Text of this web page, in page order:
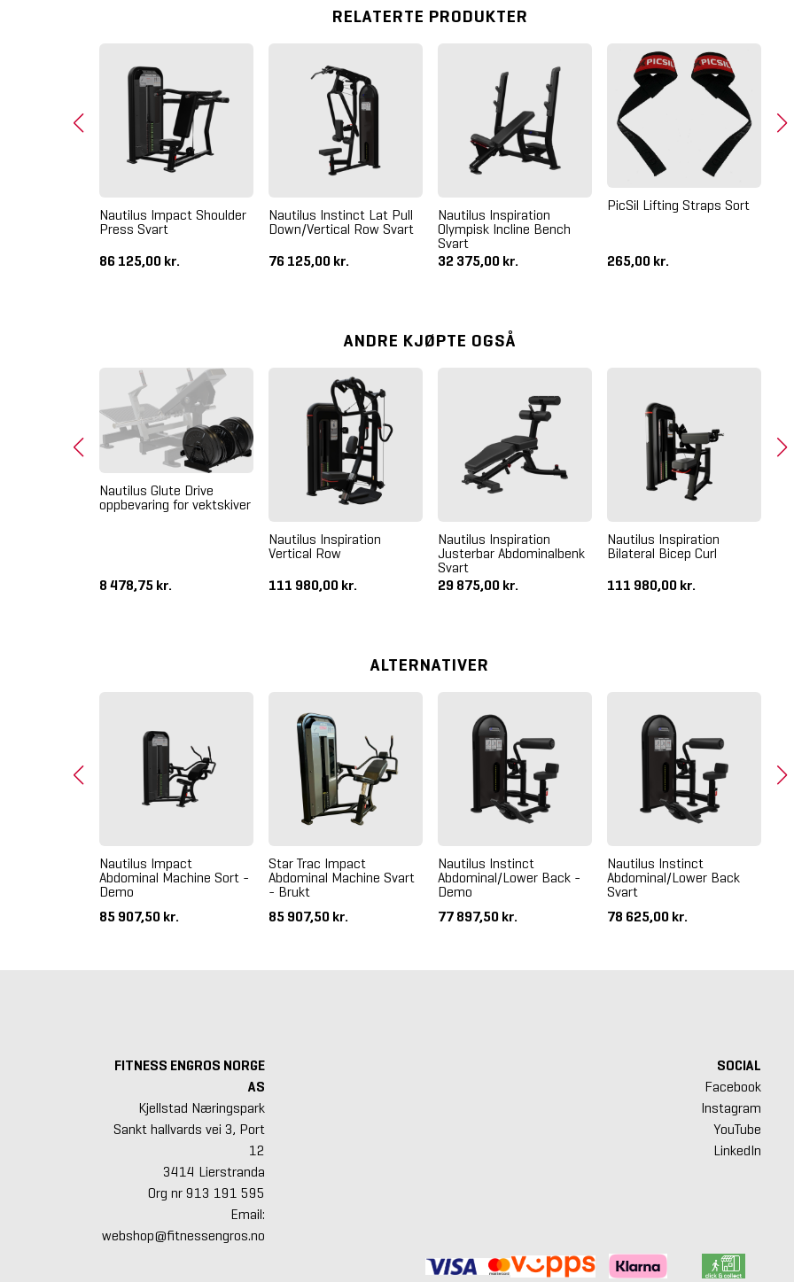
RELATERTE PRODUKTER
Nautilus Impact Shoulder
Press Svart
86 125,00 kr.
Nautilus Instinct Lat Pull
Down/Vertical Row Svart
76 125,00 kr.
Nautilus Inspiration
Olympisk Incline Bench
Svart
32 375,00 kr.
PicSil Lifting Straps Sort
265,00 kr.
ANDRE KJØPTE OGSÅ
Nautilus Glute Drive
oppbevaring for vektskiver
8 478,75 kr.
Nautilus Inspiration
Vertical Row
111 980,00 kr.
Nautilus Inspiration
Justerbar Abdominalbenk
Svart
29 875,00 kr.
Nautilus Inspiration
Bilateral Bicep Curl
111 980,00 kr.
ALTERNATIVER
Nautilus Impact
Abdominal Machine Sort -
Demo
85 907,50 kr.
Star Trac Impact
Abdominal Machine Svart
- Brukt
85 907,50 kr.
Nautilus Instinct
Abdominal/Lower Back -
Demo
77 897,50 kr.
Nautilus Instinct
Abdominal/Lower Back
Svart
78 625,00 kr.
FITNESS ENGROS NORGE
AS
Kjellstad Næringspark
Sankt hallvards vei 3, Port
12
3414 Lierstranda
Org nr 913 191 595
Email:
webshop@fitnessengros.no
SOCIAL
Facebook
Instagram
YouTube
LinkedIn